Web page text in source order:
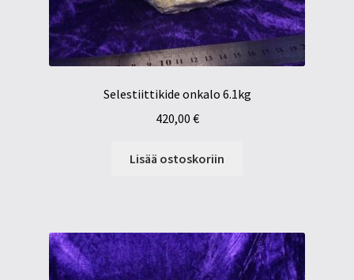
Selestiittikide onkalo 6.1kg
420,00 €
Lisää ostoskoriin